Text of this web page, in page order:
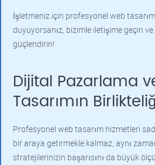
İşletmeniz için profesyonel web
duyuyorsanız, bizimle iletişime geçin ve
güçlendirin!
Dijital Pazarlama
Tasarımın
Profesyonel web tasarım hizmetleri
bir araya getirmekle kalmaz, aynı
stratejilerinizin başarısını da büyük